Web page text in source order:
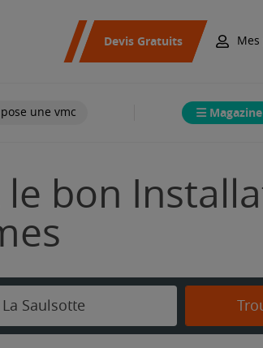
Devis Gratuits
une vmc Magazine
le bon
La Saulsotte